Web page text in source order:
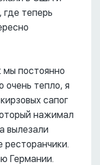
теперь
мы постоянно
очень тепло, я
сапог
нажимал
вылезали
ресторанчики.
Германии.